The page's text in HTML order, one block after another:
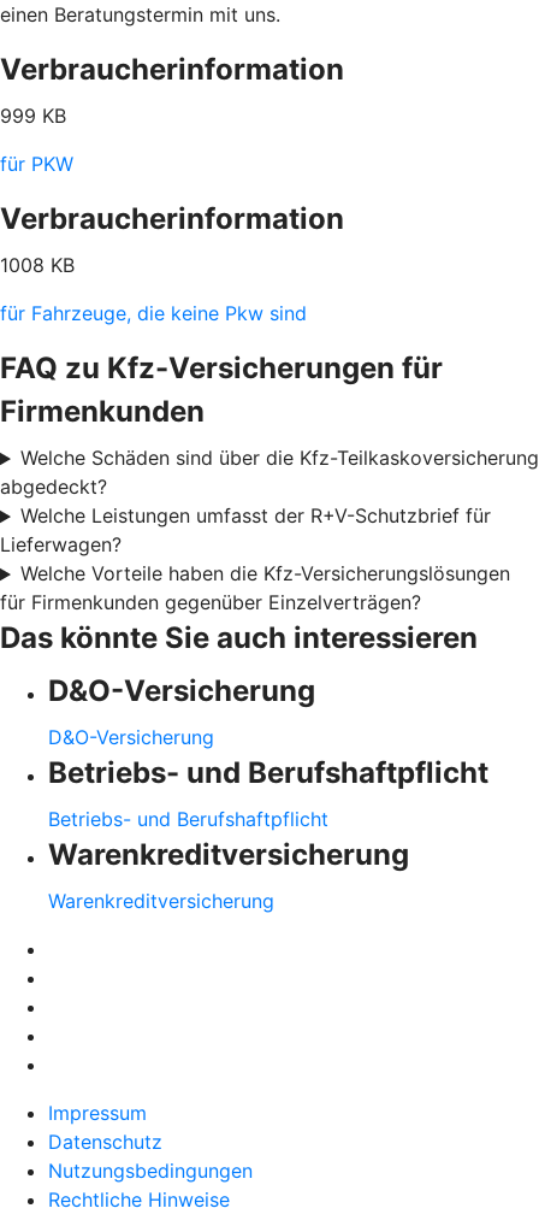
einen Beratungstermin mit uns.
Verbraucherinformation
999 KB
für PKW
Verbraucherinformation
1008 KB
für Fahrzeuge, die keine Pkw sind
FAQ zu Kfz-Versicherungen für
Firmenkunden
Welche Schäden sind über die Kfz-Teilkaskoversicherung
abgedeckt?
Welche Leistungen umfasst der R+V-Schutzbrief für
Lieferwagen?
Welche Vorteile haben die Kfz-Versicherungslösungen
für Firmenkunden gegenüber Einzelverträgen?
Das könnte Sie auch interessieren
D&O-Versicherung
D&O-Versicherung
Betriebs- und Berufshaftpflicht
Betriebs- und Berufshaftpflicht
Warenkreditversicherung
Warenkreditversicherung
Impressum
Datenschutz
Nutzungsbedingungen
Rechtliche Hinweise